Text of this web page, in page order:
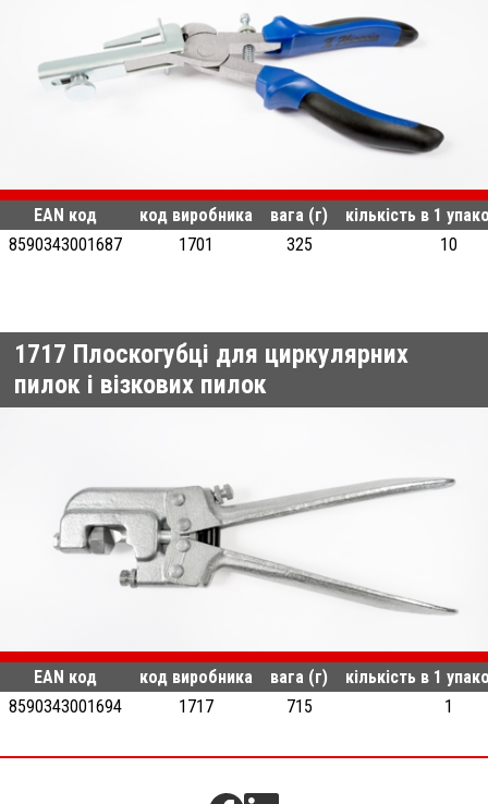
EAN код код виробника вага (г)
кількість в 1
8590343001687
1701 325 10
1717 Плоскогубці для циркулярних
пилок і візкових пилок
EAN код код виробника вага (г)
кількість в 1
8590343001694
1717 715 1